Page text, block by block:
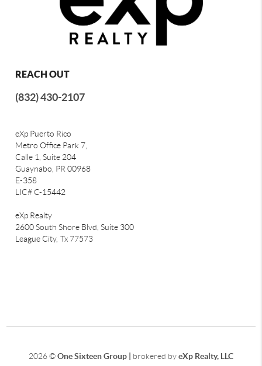
REACH OUT
(832) 430-2107
eXp Puerto Rico
Metro Office Park 7,
Calle 1, Suite 204
Guaynabo, PR 00968
E-358
LIC# C-15442
eXp Realty
2600 South Shore Blvd, Suite 300
League City, Tx 77573
2026©One Sixteen Group | brokered byeXp Realty, LLC